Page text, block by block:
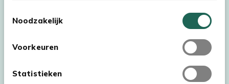
Noodzakelijk
Voorkeuren
Statistieken